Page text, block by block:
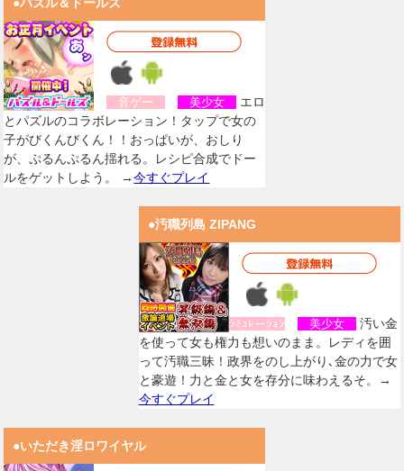
●パズル＆ドールズ
音ゲー 美少女
エロ
とパズルのコラボレーション！タップで女の
子がびくんびくん！！おっぱいが、おしり
が、ぷるんぷるん揺れる。レシピ合成でドー
ルをゲットしよう。 →今すぐプレイ
●汚職列島 ZIPANG
ｼﾐｭﾚーｼｮﾝ 美少女
汚い金
を使って女も権力も想いのまま。レディを囲
って汚職三昧！政界をのし上がり､金の力で女
と豪遊！力と金と女を存分に味わえるそ。→
今すぐプレイ
●いただき淫ロワイヤル